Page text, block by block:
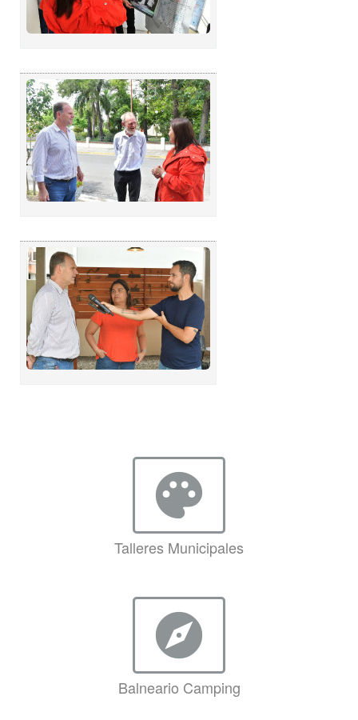
palette
Talleres Municipales
explore
Balneario Camping